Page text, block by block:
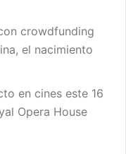
crowdfunding
el nacimiento
en cines este 16
Opera House